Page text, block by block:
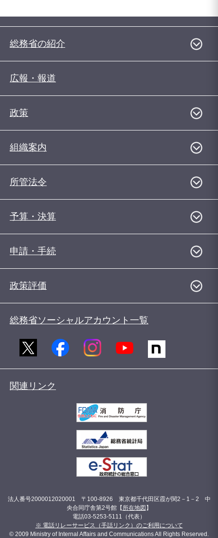
総務省の紹介
広報・報道
政策
組織案内
所管法令
予算・決算
申請・手続
政策評価
総務省ソーシャルアカウント一覧
関連リンク
法人番号2000012020001 〒100-8926 東京都千代田区霞が関2－1－2 中
央合同庁舎第2号館【 所在地図 】
電話03-5253-5111（代表）
※ 電話リレーサービス（手話リンク）のご利用について
© 2009 Ministry of Internal Affairs and Communications All Rights Reserved.